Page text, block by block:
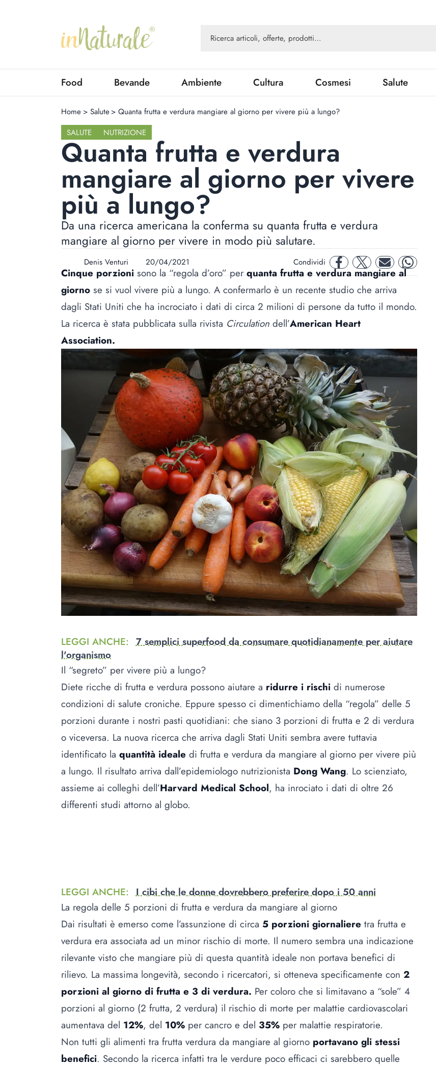
Food Bevande Ambiente Cultura Cosmesi Salute
Home > Salute > Quanta frutta e verdura mangiare al giorno per vivere più a lungo?
SALUTE
NUTRIZIONE
Quanta frutta e verdura
mangiare al giorno per vivere
più a lungo?
Da una ricerca americana la conferma su quanta frutta e verdura
mangiare al giorno per vivere in modo più salutare.
Denis Venturi 20/04/2021 Condividi facebooktwitter mail whatsapp
Cinque porzionisono la “regola d’oro” perquanta frutta e verdura mangiare al
giorno se si vuol vivere più a lungo. A confermarlo è un recente studio che arriva
dagli Stati Uniti che ha incrociato i dati di circa 2 milioni di persone da tutto il mondo.
La ricerca è stata pubblicata sulla rivista Circulation dell’American Heart
Association.
LEGGI ANCHE: 7 semplici superfood da consumare quotidianamente per aiutare
l'organismo
Il “segreto” per vivere più a lungo?
Diete ricche di frutta e verdura possono aiutare a ridurre i rischi di numerose
condizioni di salute croniche. Eppure spesso ci dimentichiamo della “regola” delle 5
porzioni durante i nostri pasti quotidiani: che siano 3 porzioni di frutta e 2 di verdura
o viceversa. La nuova ricerca che arriva dagli Stati Uniti sembra avere tuttavia
identificato la quantità ideale di frutta e verdura da mangiare al giorno per vivere più
a lungo. Il risultato arriva dall’epidemiologo nutrizionista Dong Wang. Lo scienziato,
assieme ai colleghi dell’Harvard Medical School, ha inrociato i dati di oltre 26
differenti studi attorno al globo.
LEGGI ANCHE: I cibi che le donne dovrebbero preferire dopo i 50 anni
La regola delle 5 porzioni di frutta e verdura da mangiare al giorno
Dai risultati è emerso come l’assunzione di circa 5 porzioni giornaliere tra frutta e
verdura era associata ad un minor rischio di morte. Il numero sembra una indicazione
rilevante visto che mangiare più di questa quantità ideale non portava benefici di
rilievo. La massima longevità, secondo i ricercatori, si otteneva specificamente con 2
porzioni al giorno di frutta e 3 di verdura. Per coloro che si limitavano a “sole” 4
porzioni al giorno (2 frutta, 2 verdura) il rischio di morte per malattie cardiovascolari
aumentava del 12%, del 10% per cancro e del 35% per malattie respiratorie.
Non tutti gli alimenti tra frutta verdura da mangiare al giorno portavano gli stessi
benefici. Secondo la ricerca infatti tra le verdure poco efficaci ci sarebbero quelle